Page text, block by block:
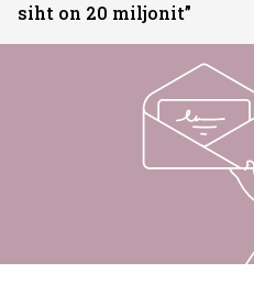
siht on 20 miljonit”